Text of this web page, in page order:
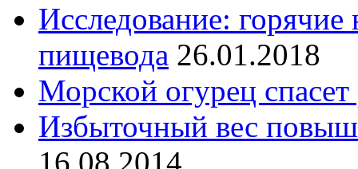
Исследование: горячие
пищевода 26.01.2018
Морской огурец спасет
Избыточный вес
16.08.2014